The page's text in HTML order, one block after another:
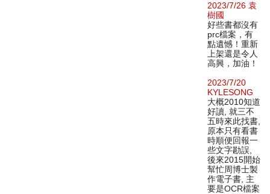
2023/7/26 袁
樹國
好些書都沒有
prc檔案，有
點遺憾！重新
上架還是令人
高興，加油！
2023/7/20
KYLESONG
大概2010知道
好讀, 就三不
五時來此找書,
原本只有看書
時順便回報一
些文字勘誤,
後來2015開始
幫忙周博士製
作電子書, 主
要是OCR檔案